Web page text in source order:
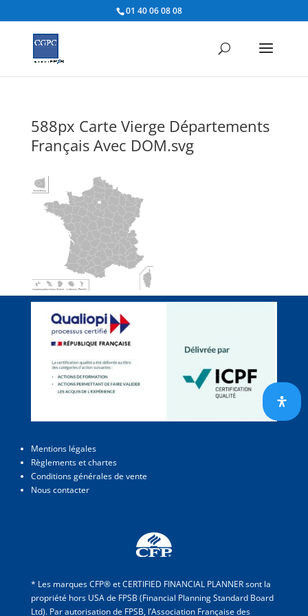
01 40 06 08 08
588px Carte Vierge Départements
Français Avec DOM.svg
Mentions légales
Règlements et chartes
Conditions générales de vente
Nous contacter
* Les marques CFP® et CERTIFIED FINANCIAL PLANNER sont la
propriété hors USA de FPSB (Financial Planning Standard Board
Ltd). Par autorisation de FPSB, l’Association Française des